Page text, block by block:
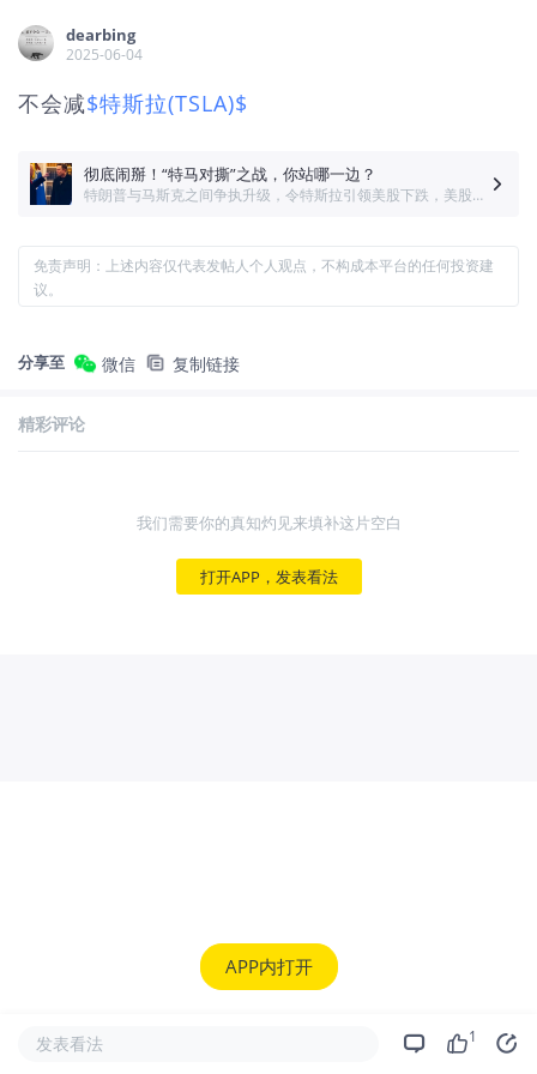
dearbing
2025-06-04
不会减$特斯拉(TSLA)$
彻底闹掰！“特马对撕”之战，你站哪一边？
特朗普与马斯克之间争执升级，令特斯拉引领美股下跌，美股大盘收跌，纳指一度较日高跌近2%。【特斯拉股价暴跌14%，大家觉得跌到位了吗？“撕逼”之战，你站哪一边？】
免责声明：上述内容仅代表发帖人个人观点，不构成本平台的任何投资建
议。
分享至 微信 复制链接
精彩评论
我们需要你的真知灼见来填补这片空白
打开APP，发表看法
APP内打开
发表看法 1